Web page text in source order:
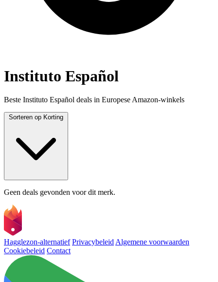
Instituto Español
Beste Instituto Español deals in Europese Amazon-winkels
Sorteren op Korting
Geen deals gevonden voor dit merk.
Hagglezon-alternatief Privacybeleid Algemene voorwaarden
Cookiebeleid Contact